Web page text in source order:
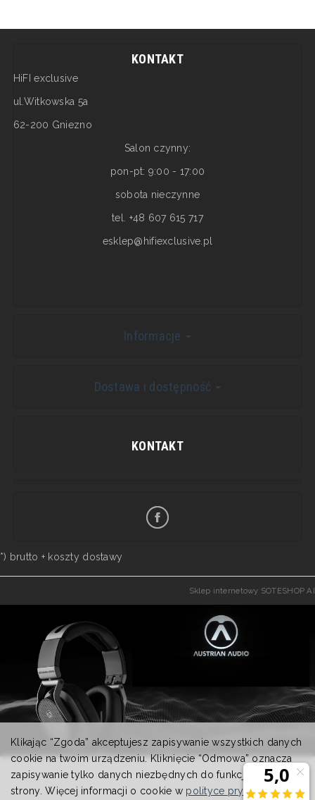
KONTAKT
HiFI exclusive
ul.Witkowska 5a
62-200 Gniezno
Salon czynny:
pon-pt: 9:00 - 17:00
sobota nieczynne
tel. +48 607 615 717
esklep@hifiexclusive.pl
Informacje
Dostawa i dostępność
KONTAKT
*) brutto + koszty dostawy
Sklep internetowy SOTESHOP AI
Klikając “Zgoda” akceptujesz zapisywanie wszystkich danych
cookie na twoim urządzeniu. Kliknięcie “Odmowa” oznacza
zapisywanie tylko danych niezbędnych do funkcjonowania
strony. Więcej informacji o cookie w polityce prywatności.